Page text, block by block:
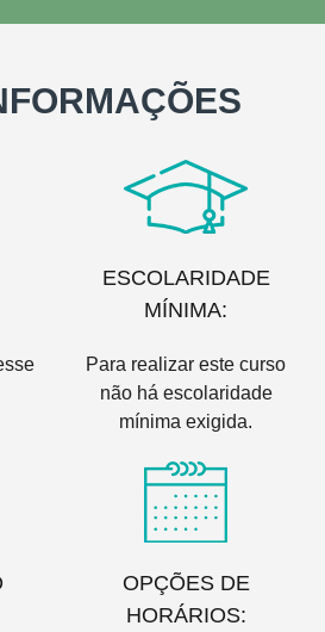
ESCOLARIDADE
MÍNIMA:
Para realizar este curso
não há escolaridade
mínima exigida.
OPÇÕES DE
HORÁRIOS: